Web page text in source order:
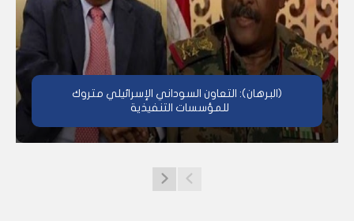
(البرهان): التعاون السوداني الإسرائيلي متروك
للمؤسسات التنفيذية